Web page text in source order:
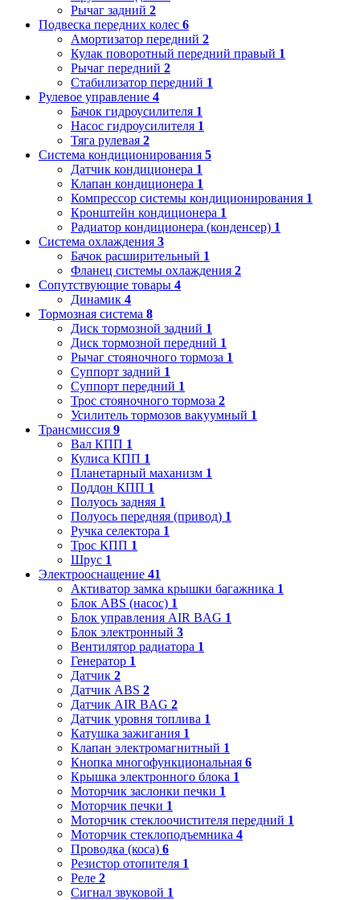
Рычаг задний 2
Подвеска передних колес 6
Амортизатор передний 2
Кулак поворотный передний правый 1
Рычаг передний 2
Стабилизатор передний 1
Рулевое управление 4
Бачок гидроусилителя 1
Насос гидроусилителя 1
Тяга рулевая 2
Система кондиционирования 5
Датчик кондиционера 1
Клапан кондиционера 1
Компрессор системы кондиционирования 1
Кронштейн кондиционера 1
Радиатор кондиционера (конденсер) 1
Система охлаждения 3
Бачок расширительный 1
Фланец системы охлаждения 2
Сопутствующие товары 4
Динамик 4
Тормозная система 8
Диск тормозной задний 1
Диск тормозной передний 1
Рычаг стояночного тормоза 1
Суппорт задний 1
Суппорт передний 1
Трос стояночного тормоза 2
Усилитель тормозов вакуумный 1
Трансмиссия 9
Вал КПП 1
Кулиса КПП 1
Планетарный маханизм 1
Поддон КПП 1
Полуось задняя 1
Полуось передняя (привод) 1
Ручка селектора 1
Трос КПП 1
Шрус 1
Электрооснащение 41
Активатор замка крышки багажника 1
Блок ABS (насос) 1
Блок управления AIR BAG 1
Блок электронный 3
Вентилятор радиатора 1
Генератор 1
Датчик 2
Датчик ABS 2
Датчик AIR BAG 2
Датчик уровня топлива 1
Катушка зажигания 1
Клапан электромагнитный 1
Кнопка многофункциональная 6
Крышка электронного блока 1
Моторчик заслонки печки 1
Моторчик печки 1
Моторчик стеклоочистителя передний 1
Моторчик стеклоподъемника 4
Проводка (коса) 6
Резистор отопителя 1
Реле 2
Сигнал звуковой 1